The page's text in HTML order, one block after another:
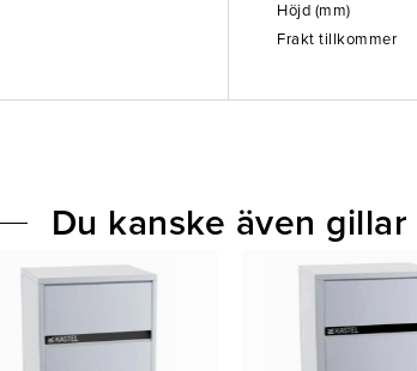
Höjd (mm)
Frakt tillkommer
Du kanske även gillar